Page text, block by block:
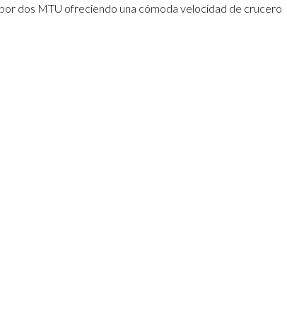
dos MTU ofreciendo una cómoda velocidad de crucero